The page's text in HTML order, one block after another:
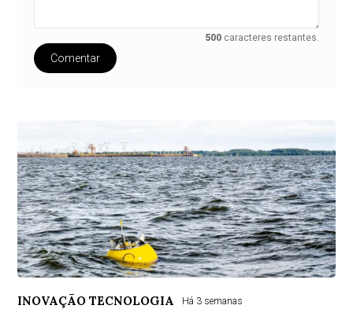
500 caracteres restantes.
Comentar
INOVAÇÃO TECNOLOGIA Há 3 semanas